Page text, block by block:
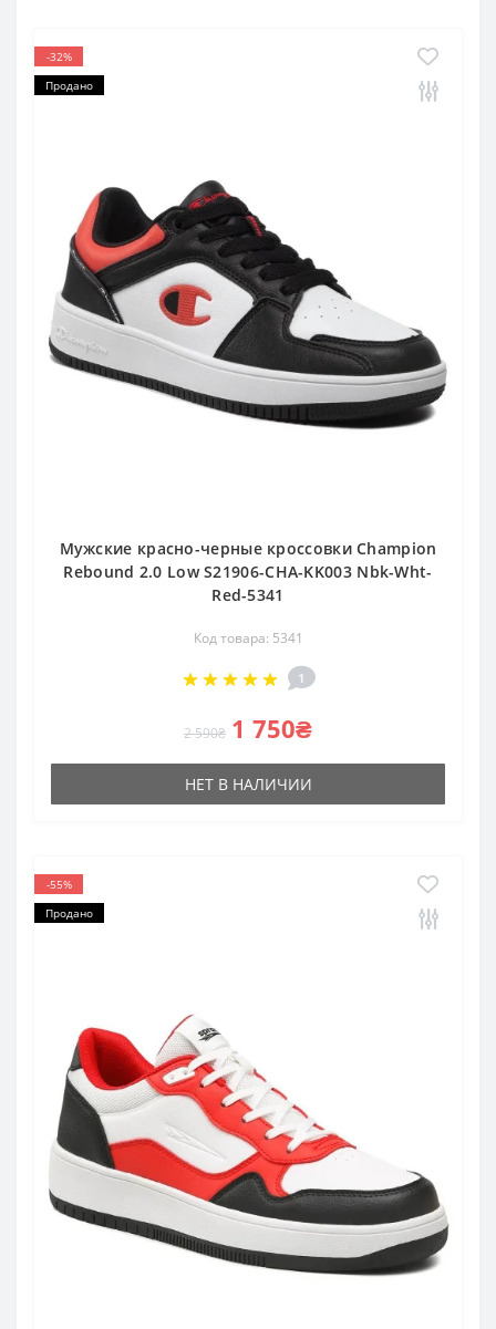
-32%
Продано
Мужские красно-черные кроссовки Champion
Rebound 2.0 Low S21906-CHA-KK003 Nbk-Wht-
Red-5341
Код товара: 5341
1
2 590₴ 1 750₴
НЕТ В НАЛИЧИИ
-55%
Продано